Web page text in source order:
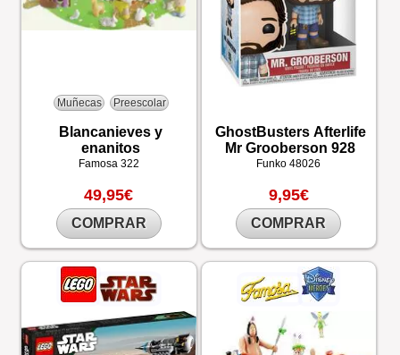
Muñecas Preescolar
Blancanieves y
enanitos
Famosa 322
49,95€
COMPRAR
GhostBusters Afterlife
Mr Grooberson 928
Funko48026
9,95€
COMPRAR